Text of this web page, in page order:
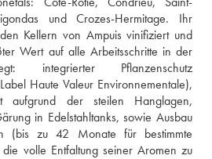
und Crozes-Hermitage. Ihr
Kellern von Ampuis vinifiziert und
Wert auf alle Arbeitsschritte in der
integrierter Pflanzenschutz
Haute Valeur Environnementale),
aufgrund der steilen Hanglagen,
in Edelstahltanks, sowie Ausbau
(bis zu 42 Monate für bestimmte
volle Entfaltung seiner Aromen zu